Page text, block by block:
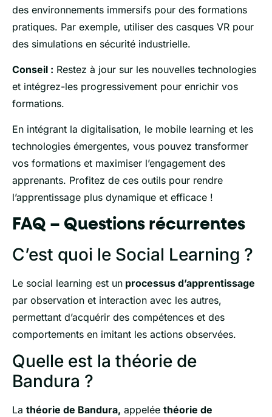
des environnements immersifs pour des formations
pratiques. Par exemple, utiliser des casques VR pour
des simulations en sécurité industrielle.
Conseil : Restez à jour sur les nouvelles technologies
et intégrez-les progressivement pour enrichir vos
formations.
En intégrant la digitalisation, le mobile learning et les
technologies émergentes, vous pouvez transformer
vos formations et maximiser l’engagement des
apprenants. Profitez de ces outils pour rendre
l’apprentissage plus dynamique et efficace !
FAQ – Questions récurrentes
C’est quoi le Social Learning ?
Le social learning est un processus d’apprentissage
par observation et interaction avec les autres,
permettant d’acquérir des compétences et des
comportements en imitant les actions observées.
Quelle est la théorie de
Bandura ?
La théorie de Bandura, appelée théorie de